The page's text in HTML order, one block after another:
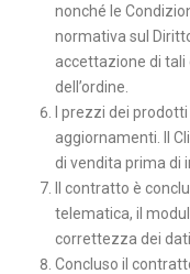
nonché le
normativa sul
accettazione di tali
dell’ordine.
I prezzi dei
aggiornamenti. Il
di vendita prima di
Il contratto è
telematica, il
correttezza dei dati
Concluso il